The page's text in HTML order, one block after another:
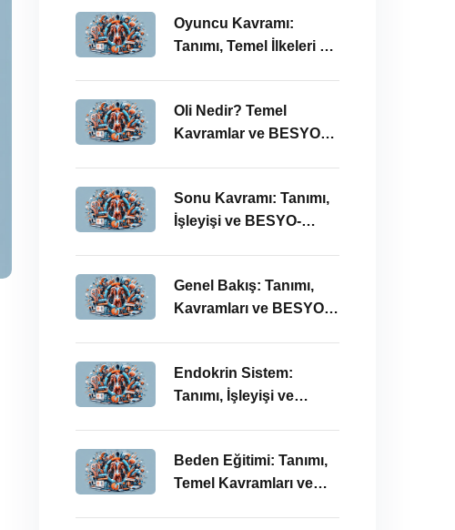
Oyuncu Kavramı:
Tanımı, Temel İlkeleri ve
Oli Nedir? Temel
Kavramlar ve BESYO
Sonu Kavramı: Tanımı,
İşleyişi ve BESYO-
Genel Bakış: Tanımı,
Kavramları ve BESYO
Endokrin Sistem:
Tanımı, İşleyişi ve
Beden Eğitimi: Tanımı,
Temel Kavramları ve